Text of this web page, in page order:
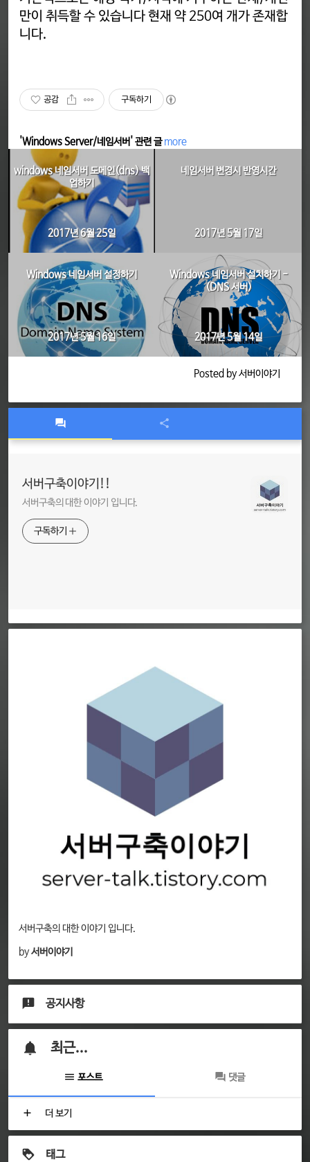
만이 취득할 수 있습니다 현재 약 250여 개가 존재합
니다.
공감 구독하기
'Windows Server/네임서버' 관련 글 more
windows 네임서버 도메인(dns) 백
업하기
2017년 6월 25일
네임서버 변경시 반영시간
2017년 5월 17일
Windows 네임서버 설정하기
2017년 5월 16일
Windows 네임서버 설치하기 -
(DNS 서버)
2017년 5월 14일
Posted by 서버이야기
서버구축이야기!!
서버구축의 대한 이야기 입니다.
구독하기
서버구축의 대한 이야기 입니다.
by서버이야기
공지사항
최근...
포스트 댓글
더 보기
태그